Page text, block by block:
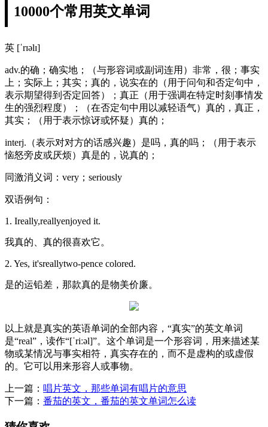
10000个常用英文单词
英 [ˈrɪəlɪ]
adv.的确；确实地；（与形容词或副词连用）非常，很；事实
上；实际上；其实；真的，说实在的（用于问句和否定句中，
表示期望得到否定回答）；真正（用于强调在特定时刻事情发
生的强烈程度）；（在否定句中用以减轻语气）真的，真正，
其实；（用于表示惊讶或怀疑）真的；
interj.（表示对对方的话感兴趣）是吗，真的吗；（用于表示
恼怒旁皮或厌烦）真是的，说真的；
同激消义词：very；seriously
双语例句：
1. Ireally,reallyenjoyed it.
我真的、真的很喜欢它。
2. Yes, it'sreallytwo-pence colored.
是的运铅差，那款真的是物美价廉。
以上就是真实的英语单词的全部内容，“真实”的英文单词
是“real”，读作“[ˈriːəl]”。这个单词是一个形容词，用来描述某
物或某情况与事实相符，真实存在的，而不是虚构的或虚假
的。它可以用来形容人或事物。
上一篇： 唱片英文，那些单词有唱片的意思
下一篇： 番茄的英文，番茄的英文单词怎么读